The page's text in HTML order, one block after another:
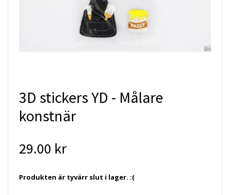
3D stickers YD - Målare
konstnär
29.00 kr
Produkten är tyvärr slut i lager. :(